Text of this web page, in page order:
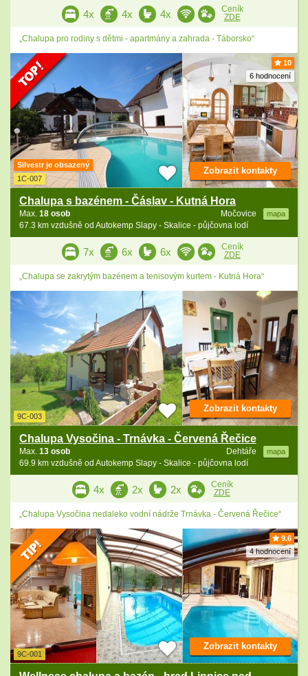
4x 4x 4x
Ceník
ZDE
„Chalupa pro rodiny s dětmi - apartmány a zahrada - Táborsko“
10
6 hodnocení
Silvestr je obsazený
1C-007
Chalupa s bazénem - Čáslav - Kutná Hora
Močovice mapa
Max. 18 osob
67.3 km vzdušně od Autokemp Slapy - Skalice - půjčovna lodí
Zobrazit kontakty
7x 6x 6x
Ceník
ZDE
„Chalupa se zakrytým bazénem a tenisovým kurtem - Kutná Hora“
9C-003
Chalupa Vysočina - Trnávka - Červená Řečice
Dehtáře mapa
Max. 13 osob
69.9 km vzdušně od Autokemp Slapy - Skalice - půjčovna lodí
Zobrazit kontakty
4x 2x 2x
Ceník
ZDE
„Chalupa Vysočina nedaleko vodní nádrže Trnávka - Červená Řečice“
9.6
4 hodnocení
9C-001
Zobrazit kontakty